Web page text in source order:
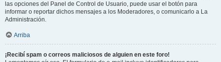
las opciones del Panel de Control de Usuario, puede usar el botón para
informar o reportar dichos mensajes a los Moderadores, o comunicarlo a La
Administración.
Arriba
¡Recibí spam o correos maliciosos de alguien en este foro!